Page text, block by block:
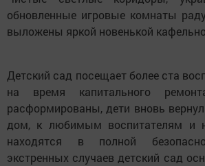
обновленные игровые комнаты
выложены яркой новенькой
Детский сад посещает более ста
на время капитального
расформированы, дети вновь
дом, к любимым воспитателям и
находятся в полной
экстренных случаев детский сад